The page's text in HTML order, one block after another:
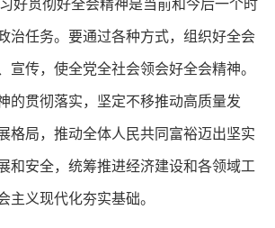
治任务。要通过各种方式，组织好全会
宣传，使全党全社会领会好全会精神。
的贯彻落实，坚定不移推动高质量发
格局，推动全体人民共同富裕迈出坚实
和安全，统筹推进经济建设和各领域工
主义现代化夯实基础。